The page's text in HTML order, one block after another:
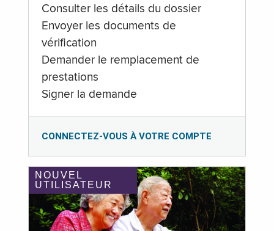
Consulter les détails du dossier
Envoyer les documents de
vérification
Demander le remplacement de
prestations
Signer la demande
CONNECTEZ-VOUS À VOTRE COMPTE
NOUVEL
UTILISATEUR